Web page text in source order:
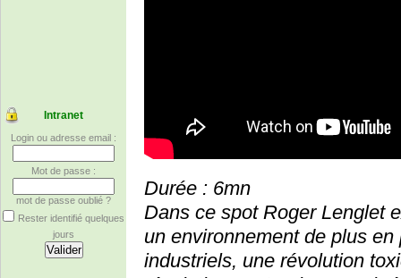
Intranet
Login ou adresse email :
Mot de passe :
mot de passe oublié ?
Rester identifié quelques
jours
Durée : 6mn
Dans ce spot Roger Lenglet
un environnement de plus
industriels, une révolution